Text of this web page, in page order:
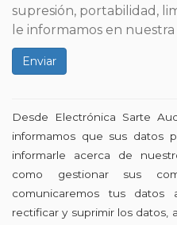
supresión, portabilidad,
le informamos en
Enviar
Desde Electrónica Sarte
informamos que sus datos
informarle acerca de
como gestionar sus
comunicaremos tus datos
rectificar y suprimir los datos,